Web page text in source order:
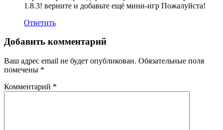
1.8.3! верните и добавьте ещё мини-игр Пожалуйста!
Ответить
Добавить комментарий
Ваш адрес email не будет опубликован. Обязательные поля
помечены *
Комментарий *